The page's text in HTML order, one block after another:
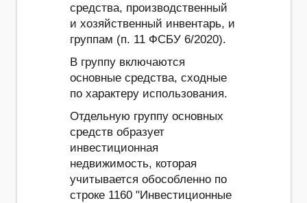
средства, производственный
и хозяйственный инвентарь, и
группам (п. 11 ФСБУ 6/2020).
В группу включаются
основные средства, сходные
по характеру использования.
Отдельную группу основных
средств образует
инвестиционная
недвижимость, которая
учитывается обособленно по
строке 1160 "Инвестиционные